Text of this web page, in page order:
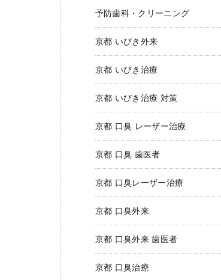
予防歯科・クリーニング
京都 いびき外来
京都 いびき治療
京都 いびき治療 対策
京都 口臭 レーザー治療
京都 口臭 歯医者
京都 口臭レーザー治療
京都 口臭外来
京都 口臭外来 歯医者
京都 口臭治療